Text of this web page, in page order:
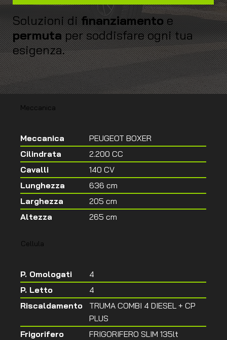
Soluzioni di finanziamentoe
permutaper soddisfare ogni tua
esigenza.
Meccanica
Meccanica
PEUGEOT BOXER
Cilindrata
2.200 CC
Cavalli
140 CV
Lunghezza
636 cm
Larghezza
205 cm
Altezza
265 cm
Cellula
P. Omologati
4
P. Letto
4
Riscaldamento
TRUMA COMBI 4 DIESEL + CP
PLUS
Frigorifero
FRIGORIFERO SLIM 135lt